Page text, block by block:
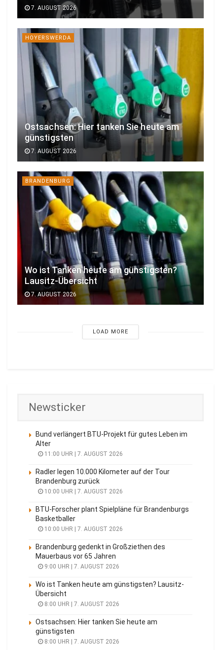
7. AUGUST 2026
HOYERSWERDA
Ostsachsen: Hier tanken Sie heute am
günstigsten
7. AUGUST 2026
BRANDENBURG
Wo ist Tanken heute am günstigsten?
Lausitz-Übersicht
7. AUGUST 2026
LOAD MORE
Newsticker
Bund verlängert BTU-Projekt für gutes Leben im
Alter
11:00 UHR | 7. AUGUST 2026
Radler legen 10.000 Kilometer auf der Tour
Brandenburg zurück
10:00 UHR | 7. AUGUST 2026
BTU-Forscher plant Spielpläne für Brandenburgs
Basketballer
10:00 UHR | 7. AUGUST 2026
Brandenburg gedenkt in Großziethen des
Mauerbaus vor 65 Jahren
9:00 UHR | 7. AUGUST 2026
Wo ist Tanken heute am günstigsten? Lausitz-
Übersicht
8:00 UHR | 7. AUGUST 2026
Ostsachsen: Hier tanken Sie heute am
günstigsten
8:00 UHR | 7. AUGUST 2026